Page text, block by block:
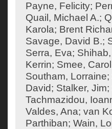
Payne, Felicity;
Quail, Michael A.;
Karola; Brent
Savage, David B.;
Serra, Eva;
Kerrin; Smee, Carol
Southam, Lorraine;
David; Stalker, Jim;
Tachmazidou,
Valdes, Ana; van
Parthiban; Wain,